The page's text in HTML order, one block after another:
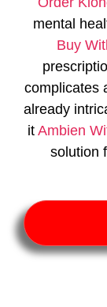
mental
Buy
complicates
already
it Ambien
solution